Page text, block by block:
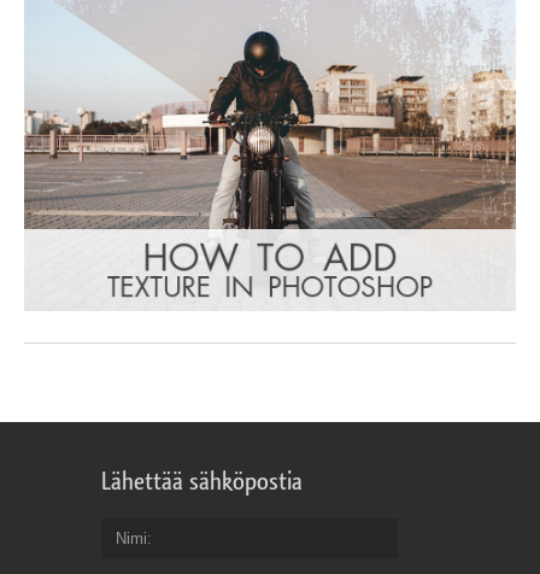
Lähettää sähköpostia
Nimi